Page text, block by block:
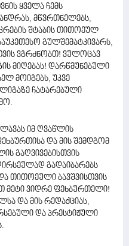
ყველა ჩემს
მწვრთნელებს,
შტაბის თითოეულ
გულშემატკივარს,
ვგრძნობთ! ვულოცავ
მიღებას! დარწმუნებული
მოიგებს, უკვე
ჩატარებული
იმ ღვაწლის
და მის შემდგომ
გაღვივებისთვის
გადაიბარებს
თითოეული ბავშვისთვის
მეტი ვიდრე ფეხბურთელი!
და მის რედაქციას,
და პრესტიჟული